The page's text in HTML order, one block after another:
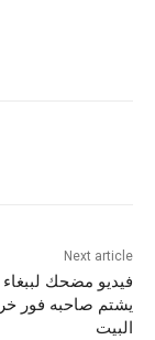
Next article
فيديو مضحك
يشتم صاحبه فور
البيت